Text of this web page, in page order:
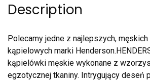
Description
Polecamy jedne z najlepszych,
kąpielowych marki
kąpielówki męskie wykonane z
egzotycznej tkaniny. Intrygujący deseń